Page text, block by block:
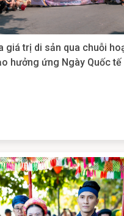
giá trị di sản qua chuỗi
hưởng ứng Ngày Quốc tế